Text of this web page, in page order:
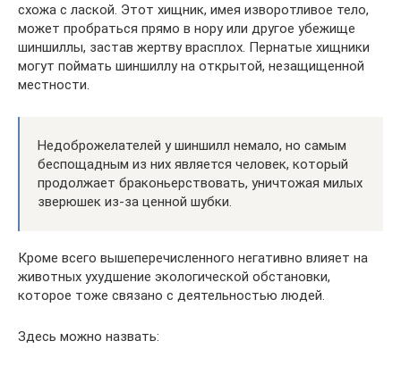
схожа с лаской. Этот хищник, имея изворотливое тело,
может пробраться прямо в нору или другое убежище
шиншиллы, застав жертву врасплох. Пернатые хищники
могут поймать шиншиллу на открытой, незащищенной
местности.
Недоброжелателей у шиншилл немало, но самым
беспощадным из них является человек, который
продолжает браконьерствовать, уничтожая милых
зверюшек из-за ценной шубки.
Кроме всего вышеперечисленного негативно влияет на
животных ухудшение экологической обстановки,
которое тоже связано с деятельностью людей.
Здесь можно назвать: